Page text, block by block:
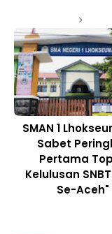
SMAN 1
Sabet
Pertama
Kelulusan
Se-Aceh"